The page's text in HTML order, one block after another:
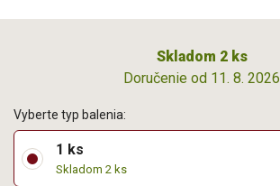
Skladom 2 ks
Doručenie od 11. 8. 2026
Vyberte typ balenia:
1 ks
Skladom 2 ks